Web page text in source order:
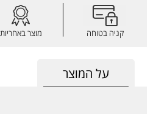
קניה בטוחה מוצר באחריות
על המוצר